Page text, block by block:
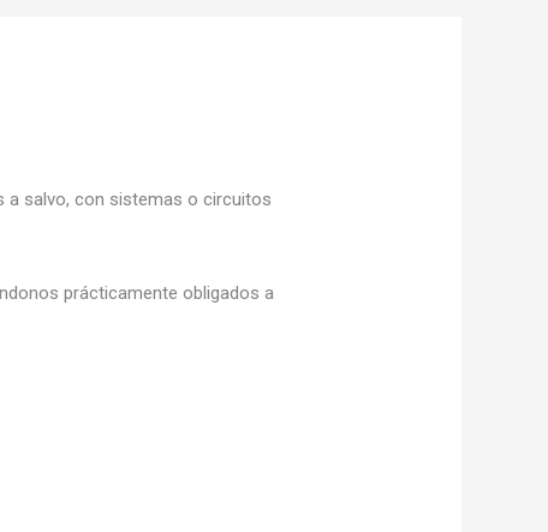
a salvo, con sistemas o circuitos
prácticamente obligados a